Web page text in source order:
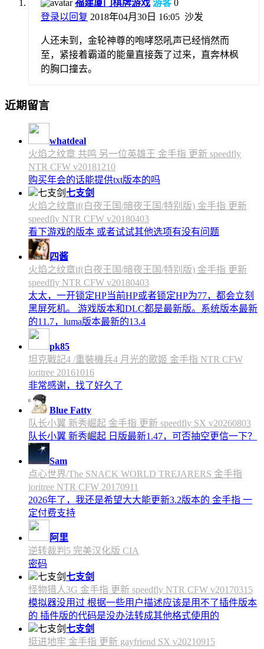
福建厦门棋牌游戏 游客 0
登录以回复 2018年04月30日 16:05 沙发
人还未到，金轮神尊的咆哮怒吼声已经悄然而
至，紧接着霸道的能量直接轰了过来，直奔林枫
的胸口撞去。
近期留言
whatdeal
火焰之纹章 共鸣 另一位英雄王 金手指 更新 speedfly
NTR CFW v20181210
购买年会的话能提供txt版本的吗
七支剑
火焰之纹章if(白夜王国/暗夜王国/特别版) 金手指 更新
speedfly NTR CFW v20180403
看下游戏的版本 或者试试其他选项有没有问题
四酱
火焰之纹章if(白夜王国/暗夜王国/特别版) 金手指 更新
speedfly NTR CFW v20180403
太太，一开锁定HP当前HP或者锁定HP为77，都会立刻
黑屏死机。 游戏版本和DLC都是最新版。系统版本最新
的11.7，luma版本最新的13.4
pk85
坦克戰記4 /重裝機兵4 月光的歌姬 金手指 NTR CFW
ioritree 20161016
非常感谢，找了好久了
Blue Fatty
队长小翼 新秀崛起 金手指 更新 speedfly SX v20260803
队长小翼 新秀崛起 日版最新1.47，可否抽空更信一下？
Sam
点心世界/The SNACK WORLD TREJARERS 金手指
ioritree NTR CFW 20170911
2026年了，我还是希望大大能更新3.2版本的 金手指 一
定付费支持
阿里
逆转裁判5 完美汉化版 CIA
密码
七支剑
怪物猎人3G 金手指 更新 speedfly NTR CFW v20170315
模拟器没用过 根据一些用户描述应该是用不了插件版本
的 插件版的代码是没办法转成其他格式使用的
七支剑
挺进地牢 金手指 更新 gayfriend SX v20210915